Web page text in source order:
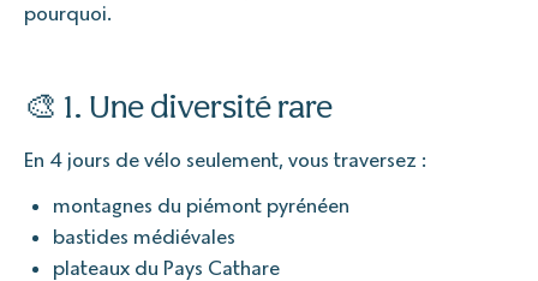
pourquoi.
🎨 1. Une diversité rare
En 4 jours de vélo seulement, vous traversez :
montagnes du piémont pyrénéen
bastides médiévales
plateaux du Pays Cathare